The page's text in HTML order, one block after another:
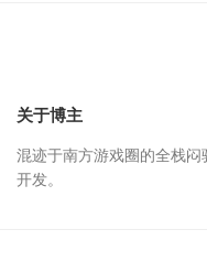
关于博主
混迹于南方游戏圈的全栈
开发。